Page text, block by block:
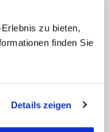
zu bieten,
finden Sie
Details zeigen
den